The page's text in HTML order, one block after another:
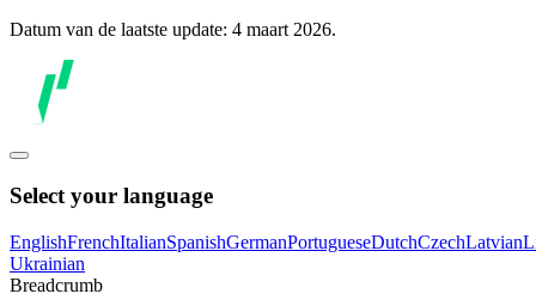
Datum van de laatste update: 4 maart 2026.
Select your language
EnglishFrenchItalianSpanishGermanPortugueseDutchCzechLatvian
Ukrainian
Breadcrumb